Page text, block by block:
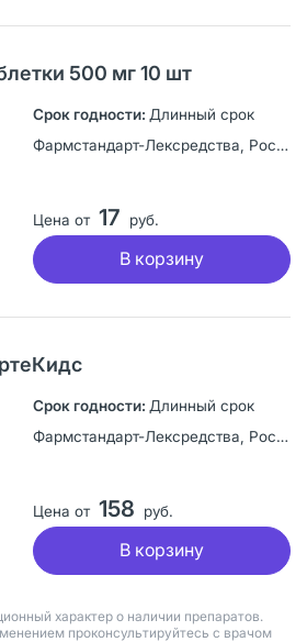
500 мг 10 шт
Длинный срок
Фармстандарт-Лексредства, Россия
Цена от 17 руб.
В корзину
Длинный срок
Фармстандарт-Лексредства, Россия
Цена от 158 руб.
В корзину
характер о наличии препаратов.
проконсультируйтесь с врачом